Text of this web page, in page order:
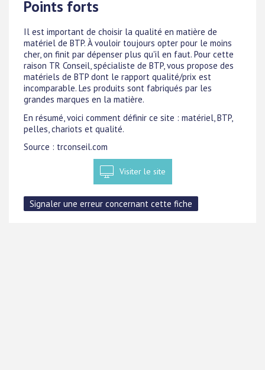
Points forts
Il est important de choisir la qualité en matière de
matériel de BTP. À vouloir toujours opter pour le moins
cher, on finit par dépenser plus qu'il en faut. Pour cette
raison TR Conseil, spécialiste de BTP, vous propose des
matériels de BTP dont le rapport qualité/prix est
incomparable. Les produits sont fabriqués par les
grandes marques en la matière.
En résumé, voici comment définir ce site : matériel, BTP,
pelles, chariots et qualité.
Source : trconseil.com
Visiter le site